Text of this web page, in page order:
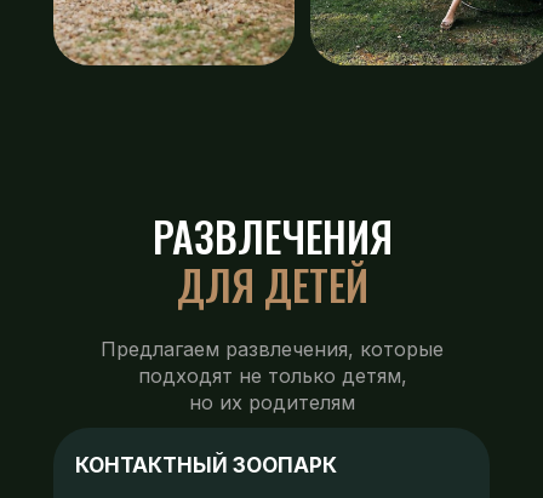
РАЗВЛЕЧЕНИЯ
ДЛЯ ДЕТЕЙ
Предлагаем развлечения, которые
подходят не только детям,
но их родителям
КОНТАКТНЫЙ ЗООПАРК